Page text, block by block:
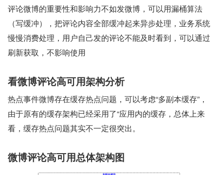
评论微博的重要性和影响力不如发微博，可以用漏桶算法
（写缓冲），把评论内容全部缓冲起来异步处理，业务系统
慢慢消费处理，用户自己发的评论不能及时看到，可以通过
刷新获取，不影响使用
看微博评论高可用架构分析
热点事件微博存在缓存热点问题，可以考虑“多副本缓存”，
由于原有的缓存架构已经采用了“应用内的缓存，总体上来
看，缓存热点问题其实不一定很突出。
微博评论高可用总体架构图